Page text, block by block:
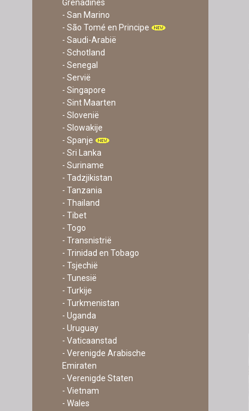
Grenadines
- San Marino
- São Tomé en Principe
- Saudi-Arabië
- Schotland
- Senegal
- Servië
- Singapore
- Sint Maarten
- Slovenië
- Slowakije
- Spanje
- Sri Lanka
- Suriname
- Tadzjikistan
- Tanzania
- Thailand
- Tibet
- Togo
- Transnistrië
- Trinidad en Tobago
- Tsjechië
- Tunesië
- Turkije
- Turkmenistan
- Uganda
- Uruguay
- Vaticaanstad
- Verenigde Arabische
Emiraten
- Verenigde Staten
- Vietnam
- Wales